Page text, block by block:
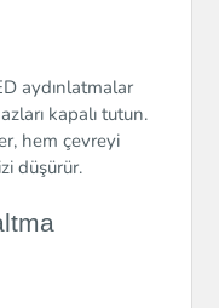
aydınlatmalar
kapalı tutun.
hem çevreyi
düşürür.